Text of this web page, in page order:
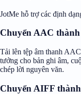
JotMe hỗ trợ các định
Chuyển AAC
Tải lên tệp âm thanh
tưởng cho bản ghi âm,
chép lời nguyên văn.
Chuyển AIFF